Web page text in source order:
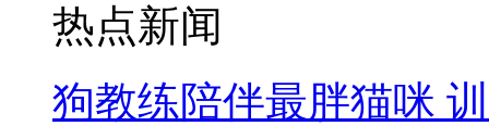
热点新闻
狗教练陪伴最胖猫咪